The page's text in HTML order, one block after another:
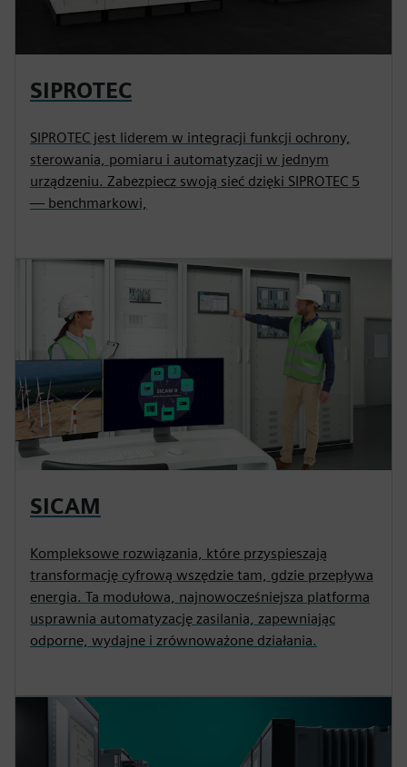
SIPROTEC
SIPROTEC jest liderem w integracji funkcji ochrony,
sterowania, pomiaru i automatyzacji w jednym
urządzeniu. Zabezpiecz swoją sieć dzięki SIPROTEC 5
— benchmarkowi,
SICAM
Kompleksowe rozwiązania, które przyspieszają
transformację cyfrową wszędzie tam, gdzie przepływa
energia. Ta modułowa, najnowocześniejsza platforma
usprawnia automatyzację zasilania, zapewniając
odporne, wydajne i zrównoważone działania.